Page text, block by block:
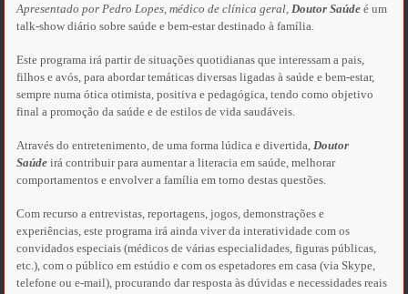
Apresentado por Pedro Lopes, médico de clínica geral, Doutor Saúde é um
talk-show diário sobre saúde e bem-estar destinado à família.
Este programa irá partir de situações quotidianas que interessam a pais,
filhos e avós, para abordar temáticas diversas ligadas à saúde e bem-estar,
sempre numa ótica otimista, positiva e pedagógica, tendo como objetivo
final a promoção da saúde e de estilos de vida saudáveis.
Através do entretenimento, de uma forma lúdica e divertida, Doutor
Saúde irá contribuir para aumentar a literacia em saúde, melhorar
comportamentos e envolver a família em torno destas questões.
Com recurso a entrevistas, reportagens, jogos, demonstrações e
experiências, este programa irá ainda viver da interatividade com os
convidados especiais (médicos de várias especialidades, figuras públicas,
etc.), com o público em estúdio e com os espetadores em casa (via Skype,
telefone ou e-mail), procurando dar resposta às dúvidas e necessidades reais